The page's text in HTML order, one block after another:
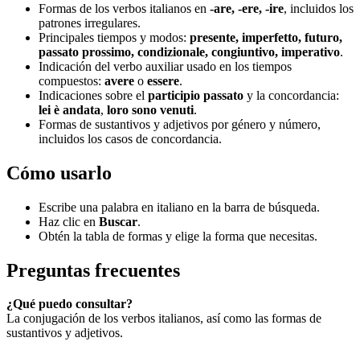
Formas de los verbos italianos en -are, -ere, -ire, incluidos los
patrones irregulares.
Principales tiempos y modos: presente, imperfetto, futuro,
passato prossimo, condizionale, congiuntivo, imperativo.
Indicación del verbo auxiliar usado en los tiempos
compuestos: avere o essere.
Indicaciones sobre el participio passato y la concordancia:
lei è andata, loro sono venuti.
Formas de sustantivos y adjetivos por género y número,
incluidos los casos de concordancia.
Cómo usarlo
Escribe una palabra en italiano en la barra de búsqueda.
Haz clic en Buscar.
Obtén la tabla de formas y elige la forma que necesitas.
Preguntas frecuentes
¿Qué puedo consultar?
La conjugación de los verbos italianos, así como las formas de
sustantivos y adjetivos.